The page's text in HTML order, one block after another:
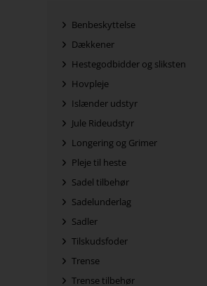
Benbeskyttelse
Dækkener
Hestegodbidder og sliksten
Hovpleje
Islænder udstyr
Jule Rideudstyr
Longering og Grimer
Pleje til heste
Sadel tilbehør
Sadelunderlag
Sadler
Tilskudsfoder
Trense
Trense tilbehør